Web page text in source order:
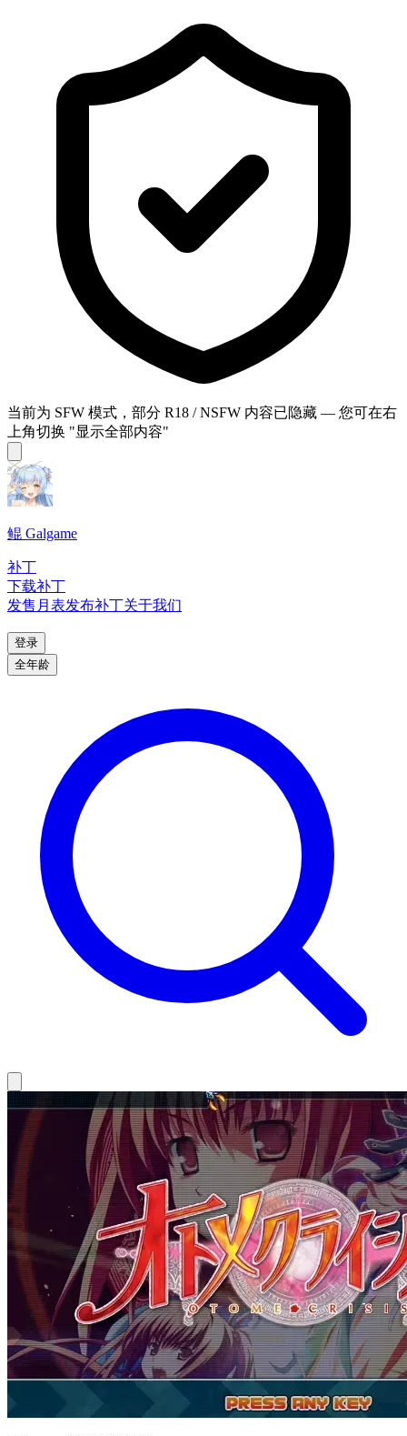
当前为 SFW 模式，部分 R18 / NSFW 内容已隐藏 — 您可在右
上角切换 "显示全部内容"
鲲 Galgame
补丁
下载补丁
发售月表发布补丁关于我们
登录
全年龄